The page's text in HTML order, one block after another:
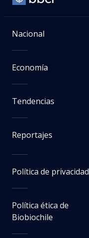
Nacional
Economía
Tendencias
Reportajes
Política de privacidad
Política ética de
Biobiochile